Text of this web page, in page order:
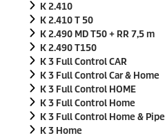
K 2.410
K 2.410 T 50
K 2.490 MD T50 + RR 7,5 m
K 2.490 T150
K 3 Full Control CAR
K 3 Full Control Car & Home
K 3 Full Control HOME
K 3 Full Control Home
K 3 Full Control Home & Pipe
K 3 Home